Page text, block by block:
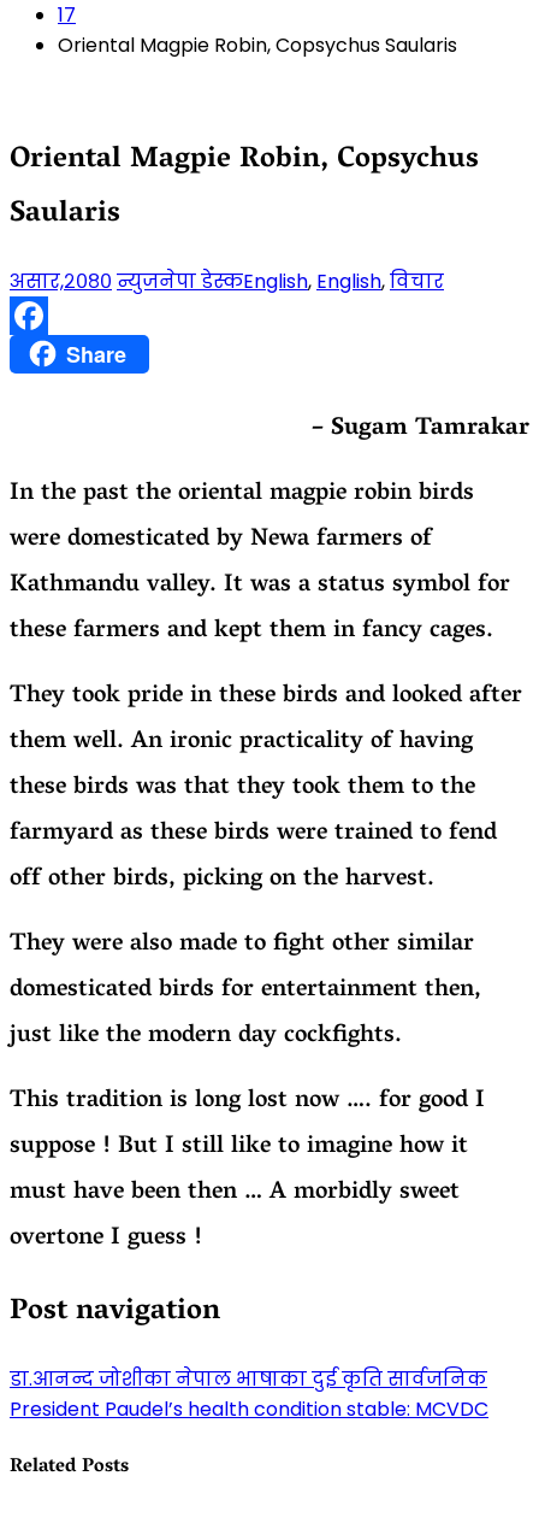
17
Oriental Magpie Robin, Copsychus Saularis
Oriental Magpie Robin, Copsychus
Saularis
असार,२०८० न्युजनेपा डेस्कEnglish, English,विचार
FacebookShare
– Sugam Tamrakar
In the past the oriental magpie robin birds
were domesticated by Newa farmers of
Kathmandu valley. It was a status symbol for
these farmers and kept them in fancy cages.
They took pride in these birds and looked after
them well. An ironic practicality of having
these birds was that they took them to the
farmyard as these birds were trained to fend
off other birds, picking on the harvest.
They were also made to fight other similar
domesticated birds for entertainment then,
just like the modern day cockfights.
This tradition is long lost now …. for good I
suppose ! But I still like to imagine how it
must have been then … A morbidly sweet
overtone I guess !
Post navigation
डा.आनन्द जोशीका नेपाल भाषाका दुई कृति सार्वजनिक
President Paudel’s health condition stable: MCVDC
Related Posts